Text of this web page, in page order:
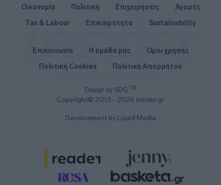
Οικονομία Πολιτική Επιχειρήσεις
Αγορές
Tax & Labour
Επικαιρότητα Sustainability
Design by SDGTM
Copyright© 2013 - 2026 insider.gr
Επικοινωνία Η ομάδα μας
Όροι χρήσης
Πολιτική Cookies
Πολιτική Απορρήτου
Development by Liquid Media